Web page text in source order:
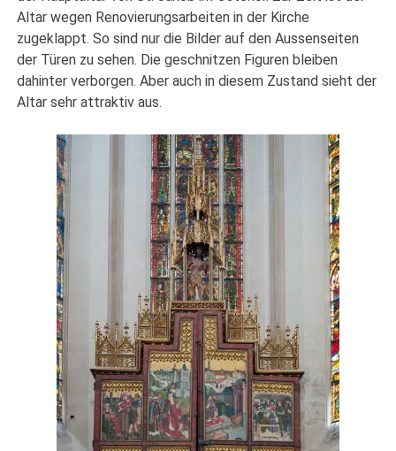
Altar wegen Renovierungsarbeiten in der Kirche
zugeklappt. So sind nur die Bilder auf den Aussenseiten
der Türen zu sehen. Die geschnitzen Figuren bleiben
dahinter verborgen. Aber auch in diesem Zustand sieht der
Altar sehr attraktiv aus.